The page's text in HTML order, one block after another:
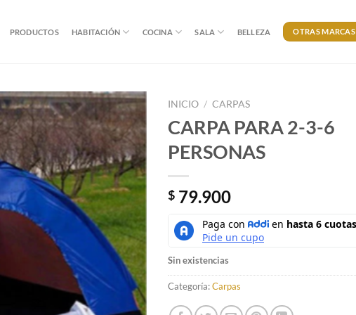
PRODUCTOS HABITACIÓN COCINA SALA BELLEZA OTRAS MARCAS
INICIO / CARPAS
CARPA PARA 2-3-6
PERSONAS
$ 79.900
Sin existencias
Categoría:Carpas